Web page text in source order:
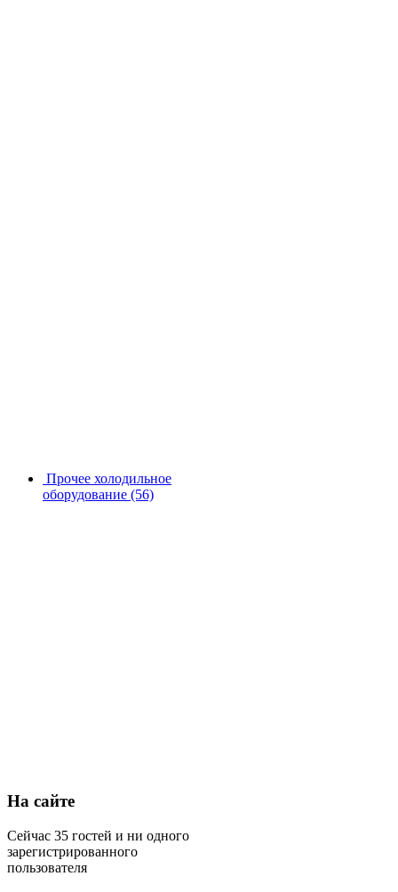
Прочее холодильное
оборудование (56)
На сайте
Сейчас 35 гостей и ни одного
зарегистрированного
пользователя